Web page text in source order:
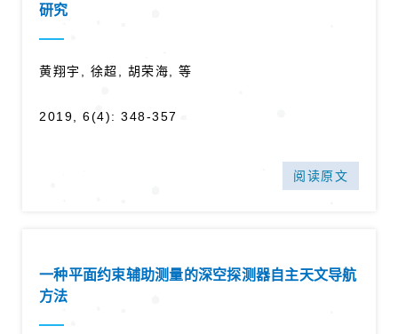
研究
黄翔宇, 徐超, 胡荣海, 等
2019, 6(4): 348-357
阅读原文
一种平面约束辅助测量的深空探测器自主天文导航
方法